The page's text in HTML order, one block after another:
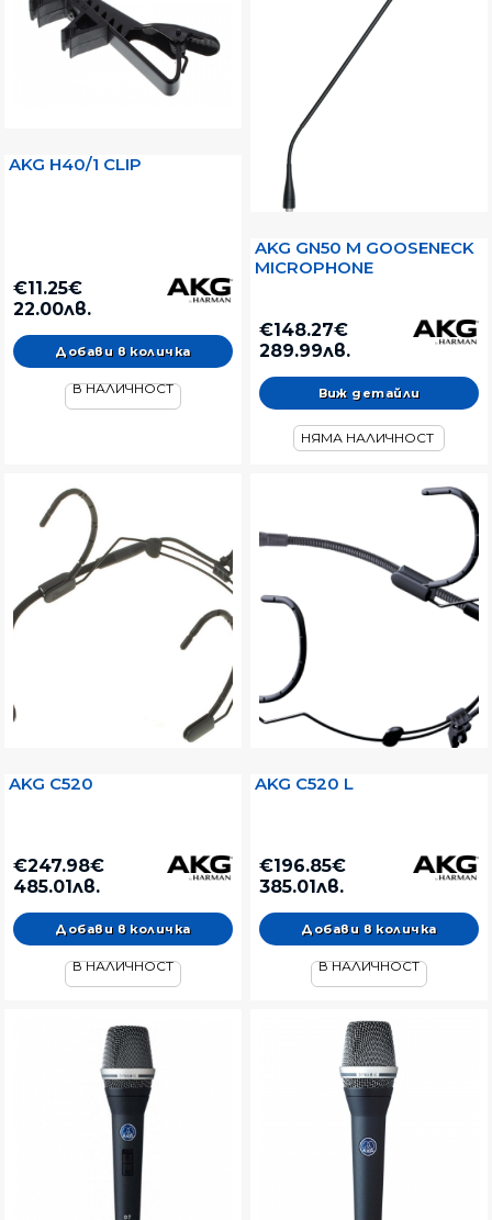
AKG H40/1 CLIP
€11.25€
22.00лв.
В НАЛИЧНОСТ
AKG GN50 M GOOSENECK
MICROPHONE
€148.27€
289.99лв.
Виж детайли
НЯМА НАЛИЧНОСТ
AKG C520
€247.98€
485.01лв.
В НАЛИЧНОСТ
AKG C520 L
€196.85€
385.01лв.
В НАЛИЧНОСТ